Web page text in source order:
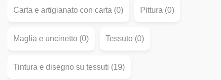
Carta e artigianato con carta (0) Pittura (0)
Maglia e uncinetto (0) Tessuto (0)
Tintura e disegno su tessuti (19)